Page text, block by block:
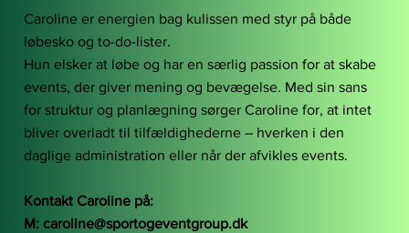
Caroline er energien bag kulissen med styr på både
løbesko og to-do-lister.
Hun elsker at løbe og har en særlig passion for at skabe
events, der giver mening og bevægelse. Med sin sans
for struktur og planlægning sørger Caroline for, at intet
bliver overladt til tilfældighederne – hverken i den
daglige administration eller når der afvikles events.
Kontakt Caroline på:
M: caroline@sportogeventgroup.dk